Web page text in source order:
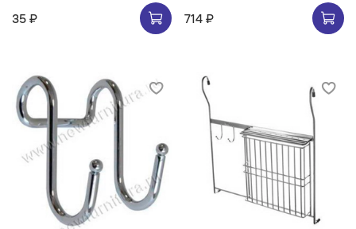
35 ₽
714 ₽